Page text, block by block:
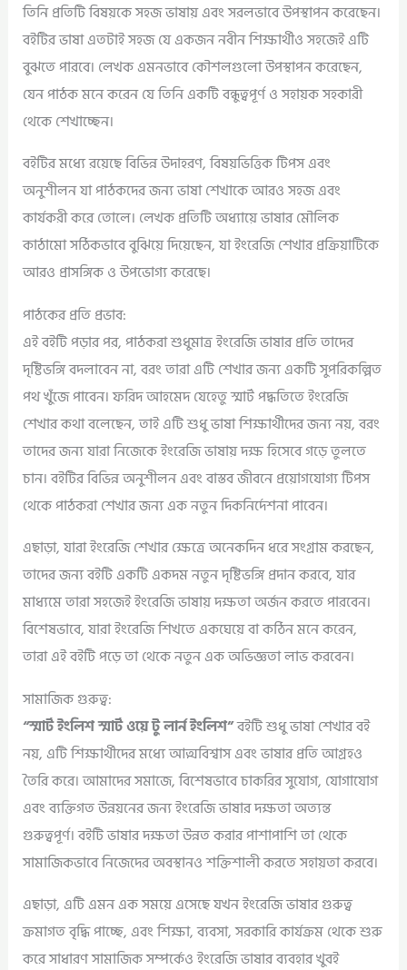
তিনি প্রতিটি বিষয়কে সহজ ভাষায় এবং সরলভাবে উপস্থাপন করেছেন।
বইটির ভাষা এতটাই সহজ যে একজন নবীন শিক্ষার্থীও সহজেই এটি
বুঝতে পারবে। লেখক এমনভাবে কৌশলগুলো উপস্থাপন করেছেন,
যেন পাঠক মনে করেন যে তিনি একটি বন্ধুত্বপূর্ণ ও সহায়ক সহকারী
থেকে শেখাচ্ছেন।
বইটির মধ্যে রয়েছে বিভিন্ন উদাহরণ, বিষয়ভিত্তিক টিপস এবং
অনুশীলন যা পাঠকদের জন্য ভাষা শেখাকে আরও সহজ এবং
কার্যকরী করে তোলে। লেখক প্রতিটি অধ্যায়ে ভাষার মৌলিক
কাঠামো সঠিকভাবে বুঝিয়ে দিয়েছেন, যা ইংরেজি শেখার প্রক্রিয়াটিকে
আরও প্রাসঙ্গিক ও উপভোগ্য করেছে।
পাঠকের প্রতি প্রভাব:
এই বইটি পড়ার পর, পাঠকরা শুধুমাত্র ইংরেজি ভাষার প্রতি তাদের
দৃষ্টিভঙ্গি বদলাবেন না, বরং তারা এটি শেখার জন্য একটি সুপরিকল্পিত
পথ খুঁজে পাবেন। ফরিদ আহমেদ যেহেতু স্মার্ট পদ্ধতিতে ইংরেজি
শেখার কথা বলেছেন, তাই এটি শুধু ভাষা শিক্ষার্থীদের জন্য নয়, বরং
তাদের জন্য যারা নিজেকে ইংরেজি ভাষায় দক্ষ হিসেবে গড়ে তুলতে
চান। বইটির বিভিন্ন অনুশীলন এবং বাস্তব জীবনে প্রয়োগযোগ্য টিপস
থেকে পাঠকরা শেখার জন্য এক নতুন দিকনির্দেশনা পাবেন।
এছাড়া, যারা ইংরেজি শেখার ক্ষেত্রে অনেকদিন ধরে সংগ্রাম করছেন,
তাদের জন্য বইটি একটি একদম নতুন দৃষ্টিভঙ্গি প্রদান করবে, যার
মাধ্যমে তারা সহজেই ইংরেজি ভাষায় দক্ষতা অর্জন করতে পারবেন।
বিশেষভাবে, যারা ইংরেজি শিখতে একঘেয়ে বা কঠিন মনে করেন,
তারা এই বইটি পড়ে তা থেকে নতুন এক অভিজ্ঞতা লাভ করবেন।
সামাজিক গুরুত্ব:
“স্মার্ট ইংলিশ স্মার্ট ওয়ে টু লার্ন ইংলিশ”বইটি শুধু ভাষা শেখার বই
নয়, এটি শিক্ষার্থীদের মধ্যে আত্মবিশ্বাস এবং ভাষার প্রতি আগ্রহও
তৈরি করে। আমাদের সমাজে, বিশেষভাবে চাকরির সুযোগ, যোগাযোগ
এবং ব্যক্তিগত উন্নয়নের জন্য ইংরেজি ভাষার দক্ষতা অত্যন্ত
গুরুত্বপূর্ণ। বইটি ভাষার দক্ষতা উন্নত করার পাশাপাশি তা থেকে
সামাজিকভাবে নিজেদের অবস্থানও শক্তিশালী করতে সহায়তা করবে।
এছাড়া, এটি এমন এক সময়ে এসেছে যখন ইংরেজি ভাষার গুরুত্ব
ক্রমাগত বৃদ্ধি পাচ্ছে, এবং শিক্ষা, ব্যবসা, সরকারি কার্যক্রম থেকে শুরু
করে সাধারণ সামাজিক সম্পর্কেও ইংরেজি ভাষার ব্যবহার খুবই